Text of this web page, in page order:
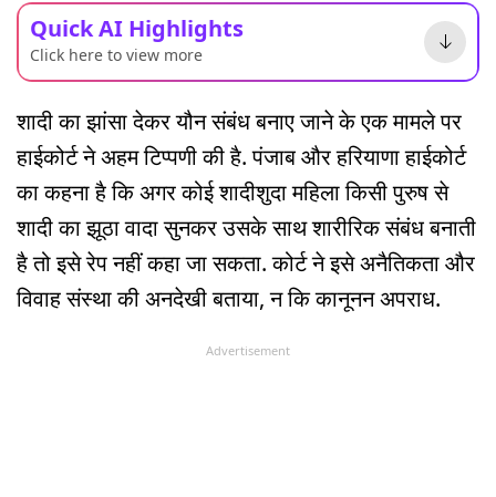
Quick AI Highlights
Click here to view more
शादी का झांसा देकर यौन संबंध बनाए जाने के एक मामले पर
हाईकोर्ट ने अहम टिप्पणी की है. पंजाब और हरियाणा हाईकोर्ट
का कहना है कि अगर कोई शादीशुदा महिला किसी पुरुष से
शादी का झूठा वादा सुनकर उसके साथ शारीरिक संबंध बनाती
है तो इसे रेप नहीं कहा जा सकता. कोर्ट ने इसे अनैतिकता और
विवाह संस्था की अनदेखी बताया, न कि कानूनन अपराध.
Advertisement